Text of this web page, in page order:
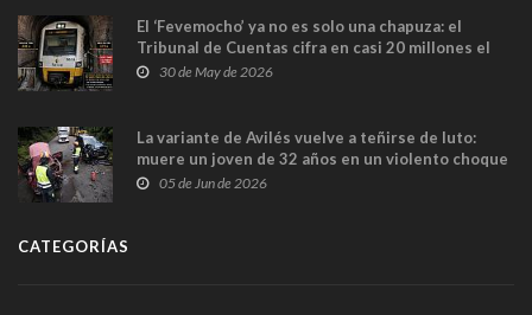
El ‘Fevemocho’ ya no es solo una chapuza: el
Tribunal de Cuentas cifra en casi 20 millones el
sobrecoste de los trenes que no cabían por los
30 de May de 2026
La variante de Avilés vuelve a teñirse de luto:
muere un joven de 32 años en un violento choque
frontal
05 de Jun de 2026
CATEGORÍAS